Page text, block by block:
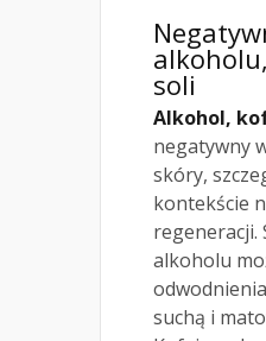
soli
Alkohol,
negatywny
skóry,
kontekście
regeneracji.
alkoholu
suchą i